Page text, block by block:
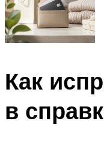
Как
в